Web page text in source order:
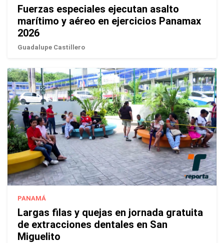
Fuerzas especiales ejecutan asalto
marítimo y aéreo en ejercicios Panamax
2026
Guadalupe Castillero
PANAMÁ
Largas filas y quejas en jornada gratuita
de extracciones dentales en San
Miguelito